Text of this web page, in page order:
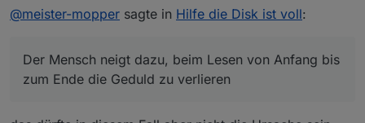
@meister-mopper sagte in Hilfe die Disk ist voll:
Der Mensch neigt dazu, beim Lesen von Anfang bis
zum Ende die Geduld zu verlieren